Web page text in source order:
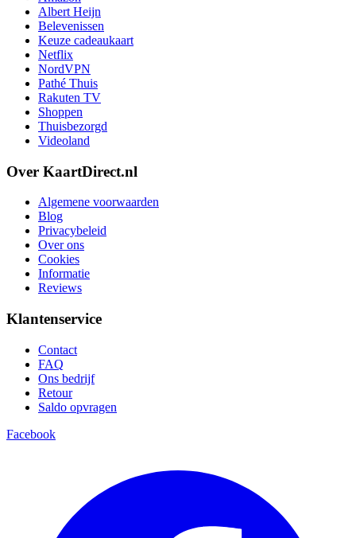
Albert Heijn
Belevenissen
Keuze cadeaukaart
Netflix
NordVPN
Pathé Thuis
Rakuten TV
Shoppen
Thuisbezorgd
Videoland
Over KaartDirect.nl
Algemene voorwaarden
Blog
Privacybeleid
Over ons
Cookies
Informatie
Reviews
Klantenservice
Contact
FAQ
Ons bedrijf
Retour
Saldo opvragen
Facebook